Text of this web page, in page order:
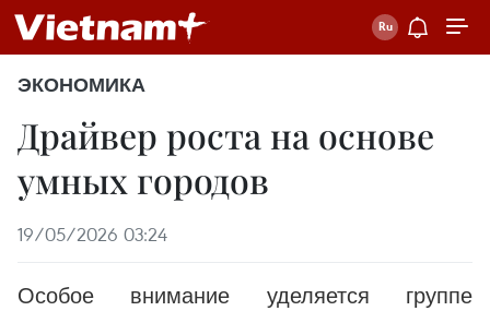
ЭКОНОМИКА
Драйвер роста на основе
умных городов
19/05/2026 03:24
Особое внимание уделяется группе